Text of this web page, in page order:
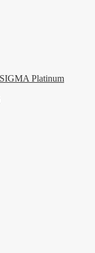
Platinum